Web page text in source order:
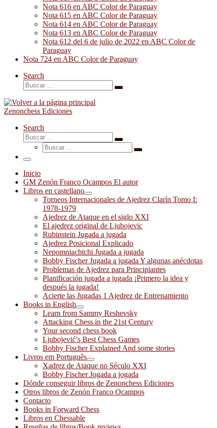
Nota 616 en ABC Color de Paraguay
Nota 615 en ABC Color de Paraguay
Nota 614 en ABC Color de Paraguay
Nota 613 en ABC Color de Paraguay
Nota 612 del 6 de julio de 2022 en ABC Color de
Paraguay
Nota 724 en ABC Color de Paraguay
Search
Buscar
Buscar
Zenonchess Ediciones
Search
Buscar
Buscar
Buscar
Buscar
Menú
Inicio
GM Zenón Franco Ocampos El autor
Libros en castellano
Torneos Internacionales de Ajedrez Clarín Tomo I:
1978-1979
Ajedrez de Ataque en el siglo XXI
El ajedrez original de Ljubojevic
Rubinstein Jugada a jugada
Ajedrez Posicional Explicado
Nepomniachtchi Jugada a jugada
Bobby Fischer Jugada a jugada Y algunas anécdotas
Problemas de Ajedrez para Principiantes
Planificación jugada a jugada ¡Primero la idea y
después la jugada!
Acierte las Jugadas 1 Ajedrez de Entrenamiento
Books in English
Learn from Sammy Reshevsky
Attacking Chess in the 21st Century
Your second chess book
Ljubojević’s Best Chess Games
Bobby Fischer Explained And some stories
Livros em Português
Xadrez de Ataque no Século XXI
Bobby Fischer Jogada a jogada
Dónde conseguir libros de Zenonchess Ediciones
Otros libros de Zenón Franco Ocampos
Contacto
Books in Forward Chess
Libros en Chessable